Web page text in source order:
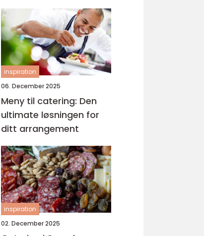
inspiration
06. December 2025
Meny til catering: Den
ultimate løsningen for
ditt arrangement
inspiration
02. December 2025